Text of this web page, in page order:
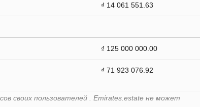
₫ 14 061 551.63
₫ 125 000 000.00
₫ 71 923 076.92
своих пользователей . Emirates.estate не может